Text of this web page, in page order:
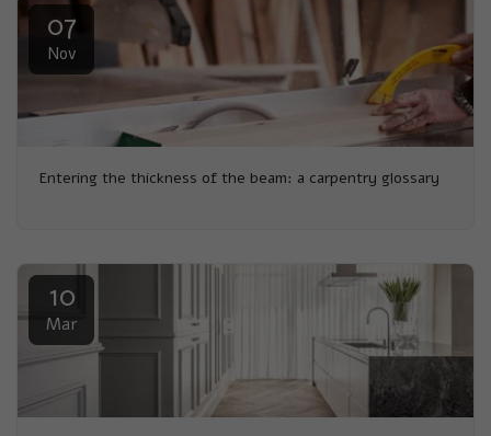
07
Nov
Entering the thickness of the beam: a carpentry glossary
10
Mar